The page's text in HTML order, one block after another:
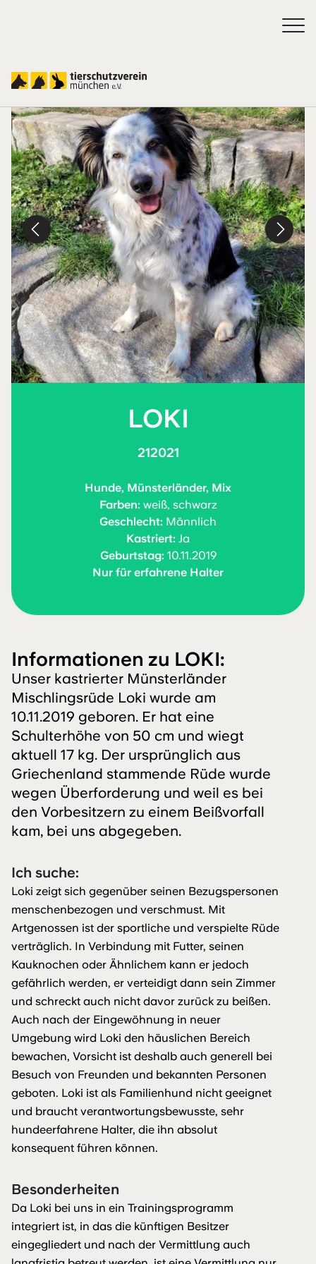
LOKI
212021
Hunde, Münsterländer, Mix
Farben:weiß, schwarz
Geschlecht: Männlich
Kastriert: Ja
Geburtstag:10.11.2019
Nur für erfahrene Halter
Informationen zu LOKI:
Unser kastrierter Münsterländer
Mischlingsrüde Loki wurde am
10.11.2019 geboren. Er hat eine
Schulterhöhe von 50 cm und wiegt
aktuell 17 kg. Der ursprünglich aus
Griechenland stammende Rüde wurde
wegen Überforderung und weil es bei
den Vorbesitzern zu einem Beißvorfall
kam, bei uns abgegeben.
Ich suche:
Loki zeigt sich gegenüber seinen Bezugspersonen
menschenbezogen und verschmust. Mit
Artgenossen ist der sportliche und verspielte Rüde
verträglich. In Verbindung mit Futter, seinen
Kauknochen oder Ähnlichem kann er jedoch
gefährlich werden, er verteidigt dann sein Zimmer
und schreckt auch nicht davor zurück zu beißen.
Auch nach der Eingewöhnung in neuer
Umgebung wird Loki den häuslichen Bereich
bewachen, Vorsicht ist deshalb auch generell bei
Besuch von Freunden und bekannten Personen
geboten. Loki ist als Familienhund nicht geeignet
und braucht verantwortungsbewusste, sehr
hundeerfahrene Halter, die ihn absolut
konsequent führen können.
Besonderheiten
Da Loki bei uns in ein Trainingsprogramm
integriert ist, in das die künftigen Besitzer
eingegliedert und nach der Vermittlung auch